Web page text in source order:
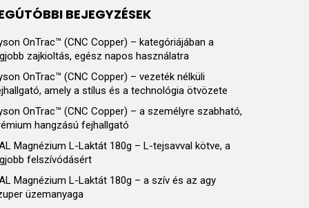
BEJEGYZÉSEK
OnTrac™ (CNC Copper) – kategóriájában a
zajkioltás, egész napos használatra
OnTrac™ (CNC Copper) – vezeték nélküli
amely a stílus és a technológia ötvözete
OnTrac™ (CNC Copper) – a személyre szabható,
hangzású fejhallgató
Magnézium L-Laktát 180g – L-tejsavval kötve, a
felszívódásért
Magnézium L-Laktát 180g – a szív és az agy
üzemanyaga